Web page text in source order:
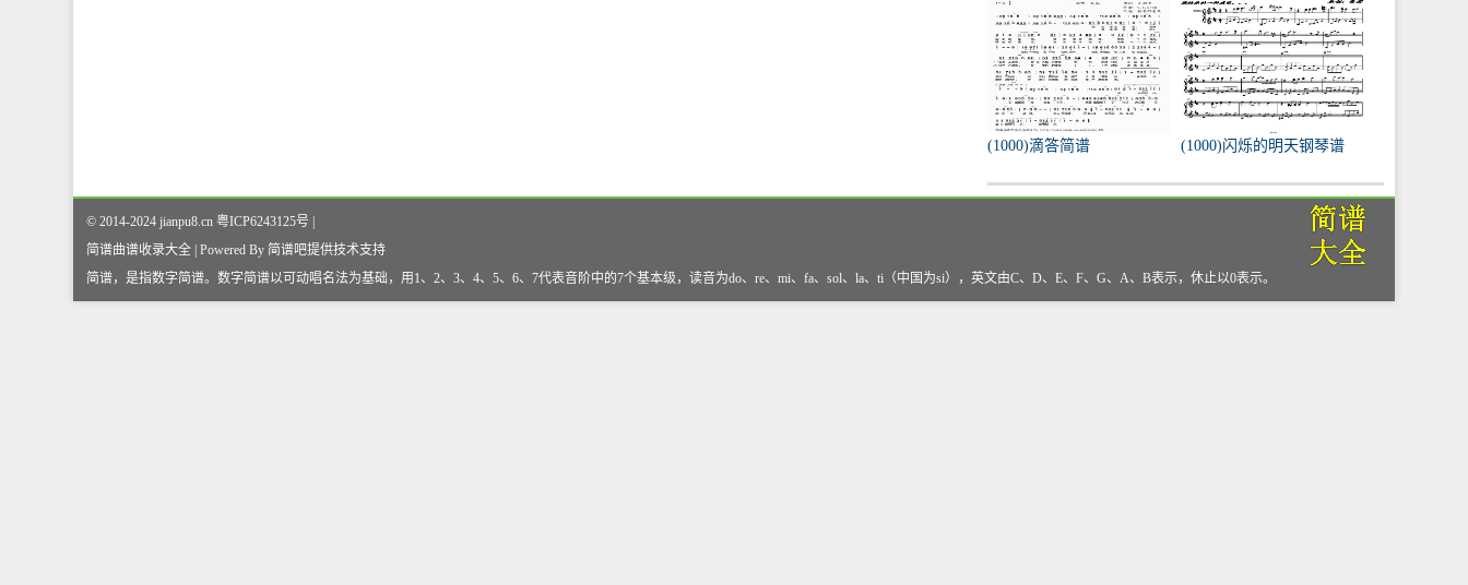
(1000)滴答简谱 (1000)闪烁的明天钢琴谱
© 2014-2024 jianpu8.cn 粤ICP6243125号 |
简谱曲谱收录大全 | Powered By 简谱吧提供技术支持
简谱，是指数字简谱。数字简谱以可动唱名法为基础，用1、2、3、4、5、6、7代表音阶中的7个基本级，读音为do、re、mi、fa、sol、la、ti（中国为si），英文由C、D、E、F、G、A、B表示，休止以0表示。